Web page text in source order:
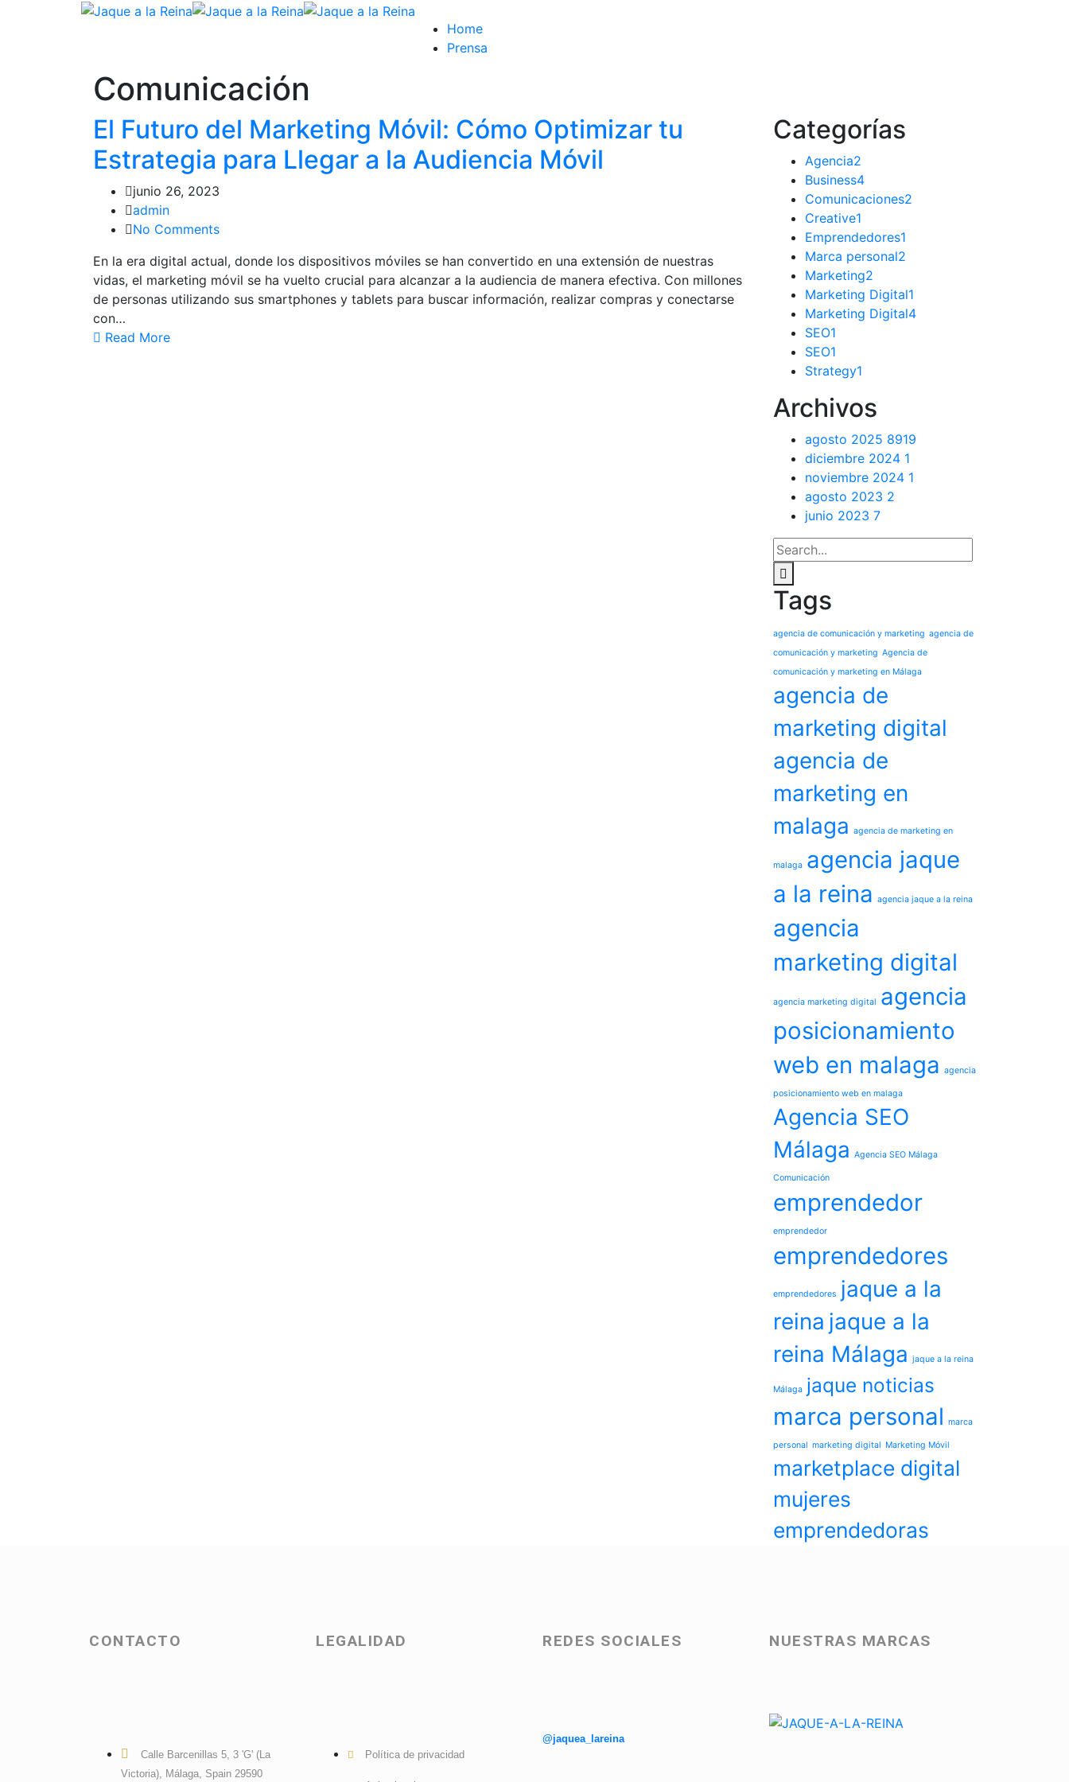
Home
Prensa
Comunicación
El Futuro del Marketing Móvil: Cómo Optimizar tu
Estrategia para Llegar a la Audiencia Móvil
junio 26, 2023
admin
No Comments
En la era digital actual, donde los dispositivos móviles se han convertido en una extensión de nuestras
vidas, el marketing móvil se ha vuelto crucial para alcanzar a la audiencia de manera efectiva. Con millones
de personas utilizando sus smartphones y tablets para buscar información, realizar compras y conectarse
con…
Read More
Categorías
Agencia2
Business4
Comunicaciones2
Creative1
Emprendedores1
Marca personal2
Marketing2
Marketing Digital1
Marketing Digital4
SEO1
SEO1
Strategy1
Archivos
agosto 2025 8919
diciembre 2024 1
noviembre 2024 1
agosto 2023 2
junio 2023 7
Tags
agencia de comunicación y marketing agencia de
comunicación y marketing Agencia de
comunicación y marketing en Málaga
agencia de
marketing digital
agencia de
marketing en
malaga agencia de marketing en
malaga agencia jaque
a la reina agencia jaque a la reina
agencia
marketing digital
agencia marketing digital agencia
posicionamiento
web en malaga agencia
posicionamiento web en malaga
Agencia SEO
Málaga Agencia SEO Málaga
Comunicación
emprendedor
emprendedor
emprendedores
emprendedores jaque a la
reina jaque a la
reina Málaga jaque a la reina
Málaga jaque noticias
marca personal marca
personal marketing digital Marketing Móvil
marketplace digital
mujeres
emprendedoras
CONTACTO
Calle Barcenillas 5, 3 'G' (La
Victoria), Málaga, Spain 29590
LEGALIDAD
Política de privacidad
REDES SOCIALES
@jaquea_lareina
NUESTRAS MARCAS